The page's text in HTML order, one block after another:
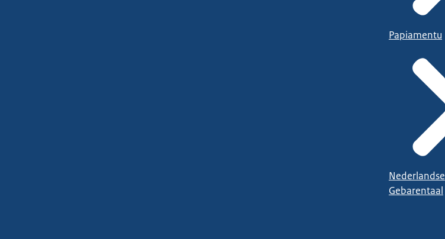
Papiamentu
Nederlandse
Gebarentaal